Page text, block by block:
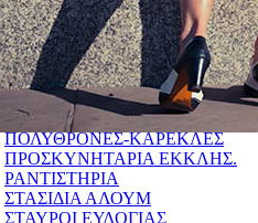
ΛΕΙΨΑΝΟΘΗΚΕΣ
ΜΑΝΟΥΑΛΙΑ
ΜΥΡΟΔΟΧΕΙΑ
ΝΤΟΛΤΣΕΣ
ΠΑΓΓΑΡΙΑ-ΦΙΛΟΠΤΩΧΑ
ΠΟΛΥΕΛΑΙΟΙ
ΠΟΛΥΘΡΟΝΕΣ-ΚΑΡΕΚΛΕΣ
ΠΡΟΣΚΥΝΗΤΑΡΙΑ ΕΚΚΛΗΣ.
ΡΑΝΤΙΣΤΗΡΙΑ
ΣΤΑΣΙΔΙΑ ΑΛΟΥΜ
ΣΤΑΥΡΟΙ ΕΥΛΟΓΙΑΣ